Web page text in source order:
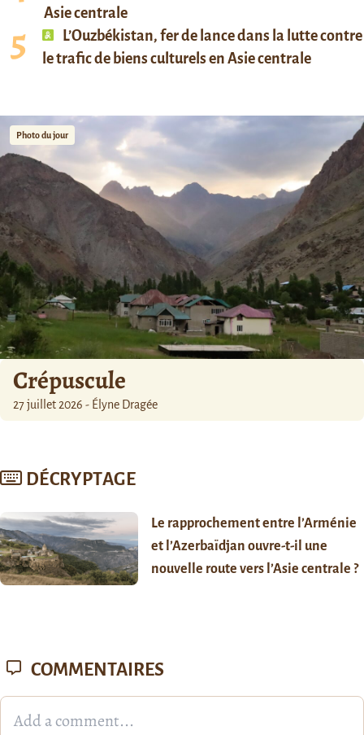
Asie centrale
L’Ouzbékistan, fer de lance dans la lutte contre
le trafic de biens culturels en Asie centrale
Photo du jour
Crépuscule
27 juillet 2026 - Élyne Dragée
DÉCRYPTAGE
Le rapprochement entre l’Arménie
et l’Azerbaïdjan ouvre-t-il une
nouvelle route vers l’Asie centrale ?
COMMENTAIRES